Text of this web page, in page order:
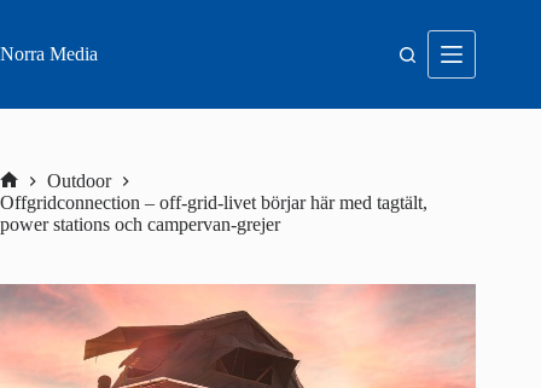
innehåll
Norra Media
Hem
Outdoor
Offgridconnection – off-grid-livet börjar här med tagtält,
power stations och campervan-grejer